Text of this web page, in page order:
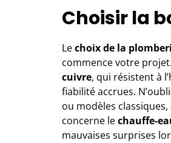
Choisir la
Lechoix de la
commence votre
cuivre, qui résistent à
fiabilité accrues.
ou modèles
concerne lechauffe-
mauvaises surprises